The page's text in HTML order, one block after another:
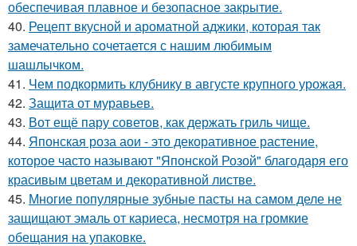
обеспечивая плавное и безопасное закрытие.
40. Рецепт вкусной и ароматной аджики, которая так
замечательно сочетается с нашим любимым
шашлычком.
41. Чем подкормить клубнику в августе крупного урожая.
42. Защита от муравьев.
43. Вот ещё пару советов, как держать гриль чище.
44. Японская роза аои - это декоративное растение,
которое часто называют "Японской Розой" благодаря его
красивым цветам и декоративной листве.
45. Многие популярные зубные пасты на самом деле не
защищают эмаль от кариеса, несмотря на громкие
обещания на упаковке.